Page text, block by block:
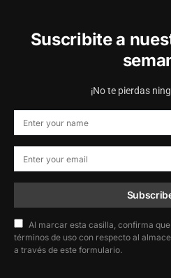
Suscribite a
¡No te pierdas
Al marcar esta casilla, confirma
términos de uso con respecto al
a través de este formulario.